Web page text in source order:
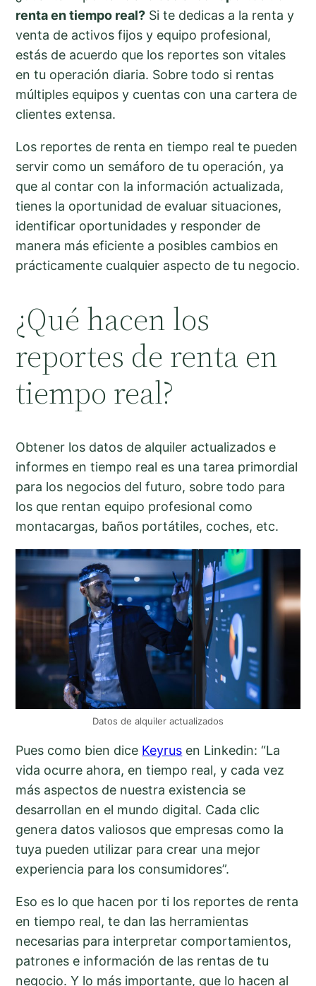
renta en tiempo real? Si te dedicas a la renta y
venta de activos fijos y equipo profesional,
estás de acuerdo que los reportes son vitales
en tu operación diaria. Sobre todo si rentas
múltiples equipos y cuentas con una cartera de
clientes extensa.
Los reportes de renta en tiempo real te pueden
servir como un semáforo de tu operación, ya
que al contar con la información actualizada,
tienes la oportunidad de evaluar situaciones,
identificar oportunidades y responder de
manera más eficiente a posibles cambios en
prácticamente cualquier aspecto de tu negocio.
¿Qué hacen los
reportes de renta en
tiempo real?
Obtener los datos de alquiler actualizados e
informes en tiempo real es una tarea primordial
para los negocios del futuro, sobre todo para
los que rentan equipo profesional como
montacargas, baños portátiles, coches, etc.
Datos de alquiler actualizados
Pues como bien dice Keyrus en Linkedin: “La
vida ocurre ahora, en tiempo real, y cada vez
más aspectos de nuestra existencia se
desarrollan en el mundo digital. Cada clic
genera datos valiosos que empresas como la
tuya pueden utilizar para crear una mejor
experiencia para los consumidores”.
Eso es lo que hacen por ti los reportes de renta
en tiempo real, te dan las herramientas
necesarias para interpretar comportamientos,
patrones e información de las rentas de tu
negocio. Y lo más importante, que lo hacen al